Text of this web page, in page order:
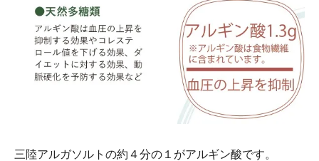
三陸アルガソルトの約４分の１がアルギン酸です。